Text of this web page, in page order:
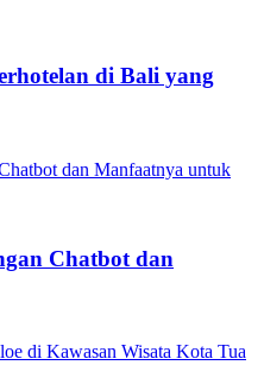
di Bali yang
Chatbot dan